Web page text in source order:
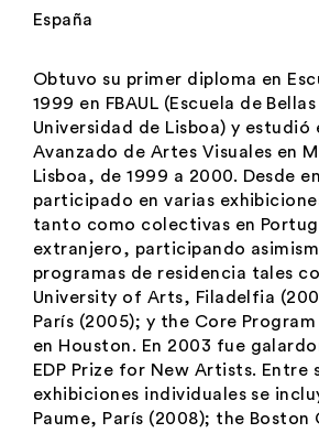
España
Obtuvo su primer diploma en
1999 en FBAUL (Escuela de
Universidad de Lisboa) y estudió
Avanzado de Artes Visuales en
Lisboa, de 1999 a 2000. Desde
participado en varias
tanto como colectivas en
extranjero, participando
programas de residencia tales
University of Arts, Filadelfia
París (2005); y the Core
en Houston. En 2003 fue
EDP Prize for New Artists. Entre
exhibiciones individuales se
Paume, París (2008); the